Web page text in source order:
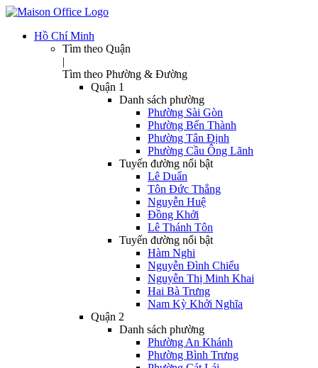
Hồ Chí Minh
Tìm theo Quận
|
Tìm theo Phường & Đường
Quận 1
Danh sách phường
Phường Sài Gòn
Phường Bến Thành
Phường Tân Định
Phường Cầu Ông Lãnh
Tuyến đường nổi bật
Lê Duẩn
Tôn Đức Thắng
Nguyễn Huệ
Đồng Khởi
Lê Thánh Tôn
Tuyến đường nổi bật
Hàm Nghi
Nguyễn Đình Chiểu
Nguyễn Thị Minh Khai
Hai Bà Trưng
Nam Kỳ Khởi Nghĩa
Quận 2
Danh sách phường
Phường An Khánh
Phường Bình Trưng